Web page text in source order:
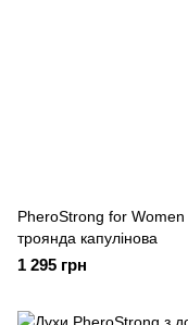
PheroStrong for Women
троянда капулінова
1 295 грн